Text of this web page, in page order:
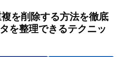
を削除する方法を徹底
を整理できるテクニッ